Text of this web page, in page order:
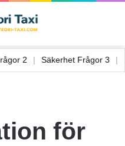
2 Säkerhet Frågor 3
för